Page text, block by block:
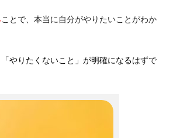
ことで、本当に自分がやりたいことがわか
「やりたくないこと」が明確になるはずで